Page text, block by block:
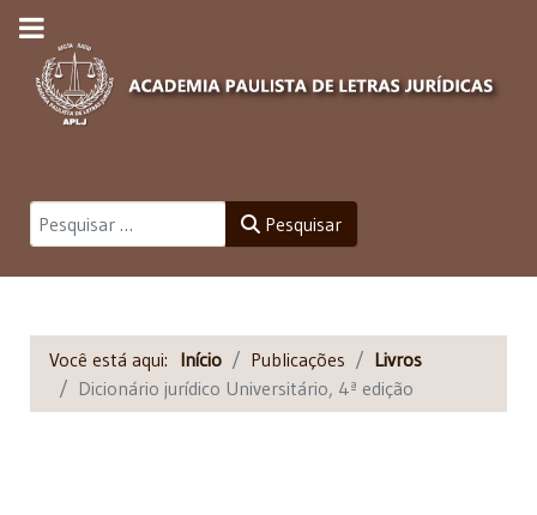
Pesquisar Pesquisar
Você está aqui: Início Publicações
Livros
Dicionário jurídico Universitário, 4ª edição